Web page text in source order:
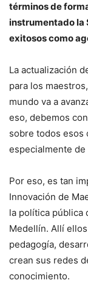
términos de
instrumentado la
exitosos como
La actualización
para los
mundo va a
eso, debemos
sobre todos esos
especialmente
Por eso, es tan
Innovación de
la política pública
Medellín. Allí
pedagogía,
crean sus redes
conocimiento.